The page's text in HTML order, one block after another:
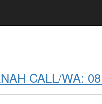
CALL/WA: